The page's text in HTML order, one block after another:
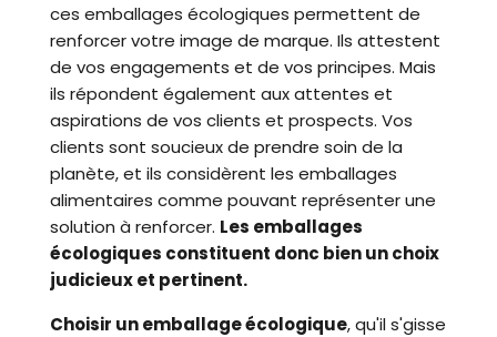
ces emballages écologiques permettent de
renforcer votre image de marque. Ils attestent
de vos engagements et de vos principes. Mais
ils répondent également aux attentes et
aspirations de vos clients et prospects. Vos
clients sont soucieux de prendre soin de la
planète, et ils considèrent les emballages
alimentaires comme pouvant représenter une
solution à renforcer. Les emballages
écologiques constituent donc bien un choix
judicieux et pertinent.
Choisir un emballage écologique, qu'il s'gisse